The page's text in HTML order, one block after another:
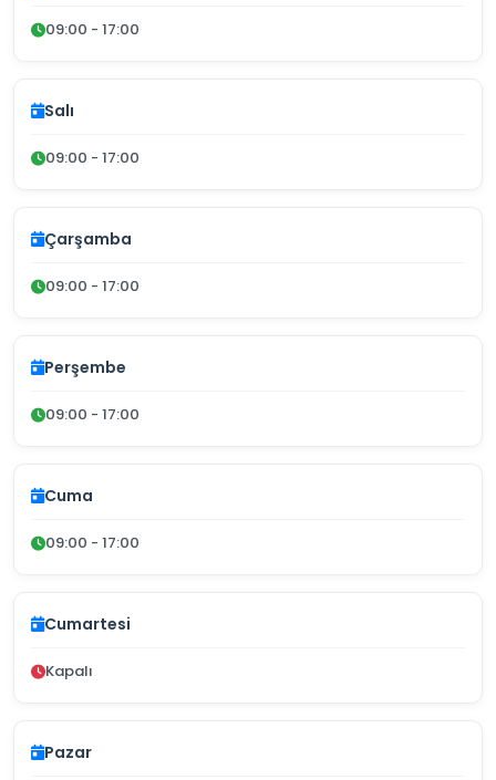
09:00 - 17:00
Salı
09:00 - 17:00
Çarşamba
09:00 - 17:00
Perşembe
09:00 - 17:00
Cuma
09:00 - 17:00
Cumartesi
Kapalı
Pazar